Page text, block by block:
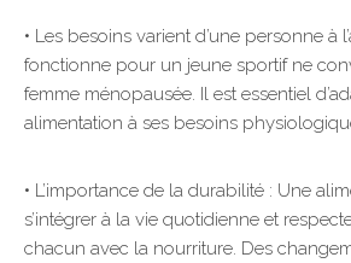
• Les besoins varient d’une personne à
fonctionne pour un jeune sportif ne
femme ménopausée. Il est essentiel
alimentation à ses besoins
• L’importance de la durabilité : Une
s’intégrer à la vie quotidienne et
chacun avec la nourriture. Des